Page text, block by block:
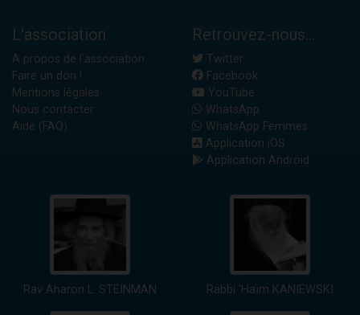
L'association
A propos de l'association
Faire un don !
Mentions légales
Nous contacter
Aide (FAQ)
Retrouvez-nous...
Twitter
Facebook
YouTube
WhatsApp
WhatsApp Femmes
Application iOS
Application Android
Rav Aharon L. STEINMAN Rabbi 'Haïm KANIEWSKI